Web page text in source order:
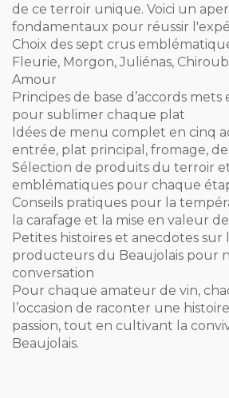
de ce terroir unique. Voici un
fondamentaux pour réussir
Choix des sept crus
Fleurie, Morgon, Juliénas,
Amour
Principes de base d’accords mets
pour sublimer chaque plat
Idées de menu complet en cinq
entrée, plat principal, fromage,
Sélection de produits du terroir
emblématiques pour chaque
Conseils pratiques pour la
la carafage et la mise en valeur
Petites histoires et anecdotes sur
producteurs du Beaujolais pour
conversation
Pour chaque amateur de vin,
l’occasion de raconter une
passion, tout en cultivant la
Beaujolais.